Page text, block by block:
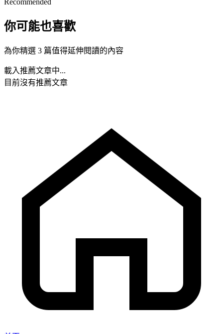
你可能也喜歡
為你精選 3 篇值得延伸閱讀的內容
載入推薦文章中...
目前沒有推薦文章